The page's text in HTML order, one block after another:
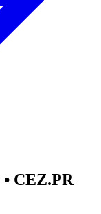
• CEZ.PR